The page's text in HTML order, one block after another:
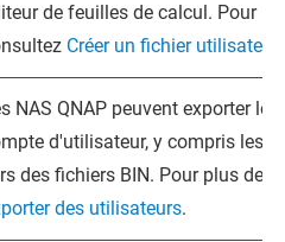
de feuilles de calcul. Pour
Créer un fichier utilisateur
NAS QNAP peuvent exporter
d'utilisateur, y compris les
des fichiers BIN. Pour plus de
des utilisateurs.